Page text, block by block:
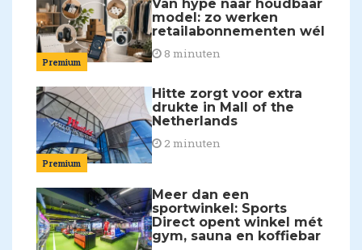
Premium
Van hype naar houdbaar
model: zo werken
retailabonnementen wél
8 minuten
Premium
Hitte zorgt voor extra
drukte in Mall of the
Netherlands
2 minuten
Meer dan een
sportwinkel: Sports
Direct opent winkel mét
gym, sauna en koffiebar